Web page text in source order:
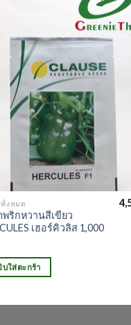
งหมด
พริกหวานสีเขียว
เฮอร์คิวลิส 1,000
บใส่ตะกร้า